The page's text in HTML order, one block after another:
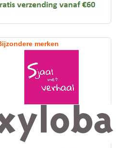
merken